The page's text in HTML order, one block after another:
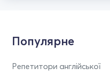
Популярне
Репетитори англійської